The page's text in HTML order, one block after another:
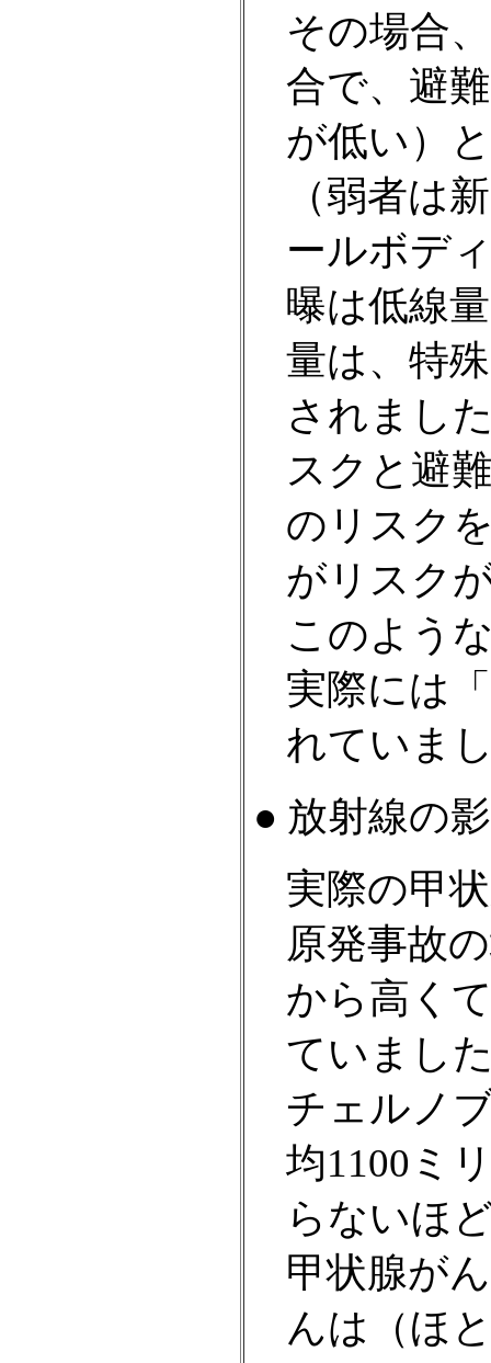
その場合
合で、避
が低い）
（弱者は
ールボデ
曝は低線
量は、特
されまし
スクと避
のリスク
がリスク
このよう
実際には
れていま
● 放射線の
実際の甲
原発事故
から高く
ていまし
チェルノ
均1100ミ
らないほ
甲状腺が
んは（ほ